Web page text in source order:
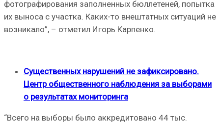
фотографирования заполненных бюллетеней, попытка
их выноса с участка. Каких-то внештатных ситуаций не
возникало”, – отметил Игорь Карпенко.
Существенных нарушений не зафиксировано.
Центр общественного наблюдения за выборами
о результатах мониторинга
“Всего на выборы было аккредитовано 44 тыс.